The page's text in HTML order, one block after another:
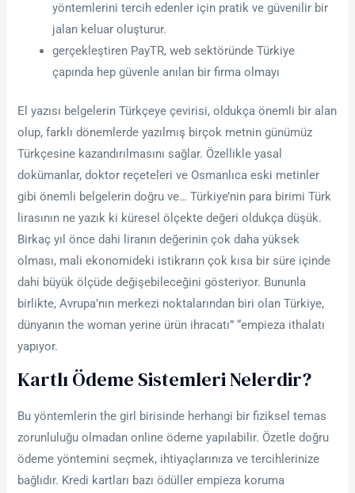
yöntemlerini tercih edenler için pratik ve güvenilir bir
jalan keluar oluşturur.
gerçekleştiren PayTR, web sektöründe Türkiye
çapında hep güvenle anılan bir firma olmayı
El yazısı belgelerin Türkçeye çevirisi, oldukça önemli bir alan
olup, farklı dönemlerde yazılmış birçok metnin günümüz
Türkçesine kazandırılmasını sağlar. Özellikle yasal
dokümanlar, doktor reçeteleri ve Osmanlıca eski metinler
gibi önemli belgelerin doğru ve… Türkiye’nin para birimi Türk
lirasının ne yazık ki küresel ölçekte değeri oldukça düşük.
Birkaç yıl önce dahi liranın değerinin çok daha yüksek
olması, mali ekonomideki istikrarın çok kısa bir süre içinde
dahi büyük ölçüde değişebileceğini gösteriyor. Bununla
birlikte, Avrupa’nın merkezi noktalarından biri olan Türkiye,
dünyanın the woman yerine ürün ihracatı” “empieza ithalatı
yapıyor.
Kartlı Ödeme Sistemleri Nelerdir?
Bu yöntemlerin the girl birisinde herhangi bir fiziksel temas
zorunluluğu olmadan online ödeme yapılabilir. Özetle doğru
ödeme yöntemini seçmek, ihtiyaçlarınıza ve tercihlerinize
bağlıdır. Kredi kartları bazı ödüller empieza koruma